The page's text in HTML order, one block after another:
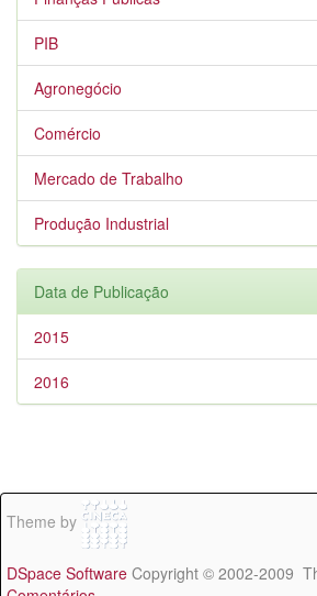
PIB
Agronegócio
Comércio
Mercado de Trabalho
Produção Industrial
Data de Publicação
2015
2016
Theme by
DSpace Software Copyright © 2002-2009